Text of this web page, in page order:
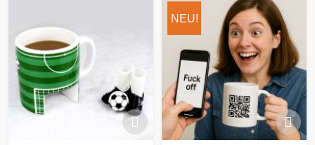
NEU!